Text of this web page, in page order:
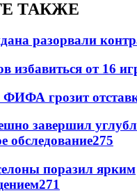
ТАКЖЕ
разорвали
избавиться от 16
ФИФА грозит
завершил
обследование275
поразил ярким
271